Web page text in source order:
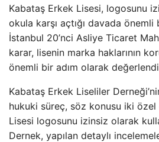
Kabataş Erkek Lisesi, logosunu
okula karşı açtığı davada
İstanbul 20’nci Asliye Ticaret
karar, lisenin marka haklarının
önemli bir adım olarak
Kabataş Erkek Liseliler
hukuki süreç, söz konusu iki
Lisesi logosunu izinsiz olarak
Dernek, yapılan detaylı